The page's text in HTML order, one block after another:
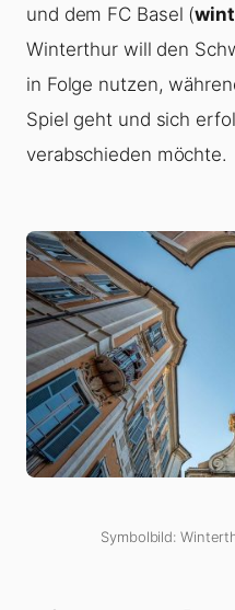
und dem FC Basel (
Winterthur will den
in Folge nutzen,
Spiel geht und sich
verabschieden möchte.
Symbolbild: